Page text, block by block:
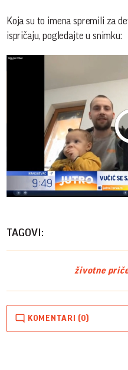
Koja su to imena spremili za
ispričaju, pogledajte u snimku:
TAGOVI:
životne
KOMENTARI (0)